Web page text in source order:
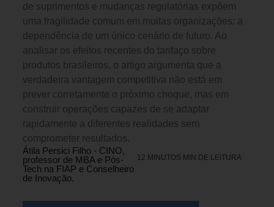
de suprimentos e mudanças regulatórias expõem
uma fragilidade comum em muitas organizações: a
dependência de um único cenário de futuro. Ao
analisar os efeitos recentes do tarifaço sobre
produtos brasileiros, o artigo argumenta que a
verdadeira vantagem competitiva não está em
prever corretamente o próximo choque, mas em
construir operações capazes de se adaptar
rapidamente a diferentes realidades sem
comprometer resultados.
Átila Persici Filho - CINO,
professor de MBA e Pós-
Tech na FIAP e Conselheiro
de Inovação.
12 MINUTOS MIN DE LEITURA